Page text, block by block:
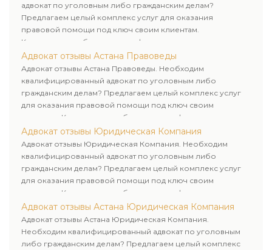
адвокат по уголовным либо гражданским делам?
Предлагаем целый комплекс услуг для оказания
правовой помощи под ключ своим клиентам.
Комплексное обслуживание физических и юридических
лиц. Индивидуальный подход к каждому клиенту.
Адвокат отзывы Астана Правоведы
Адвокат отзывы Астана Правоведы. Необходим
квалифицированный адвокат по уголовным либо
гражданским делам? Предлагаем целый комплекс услуг
для оказания правовой помощи под ключ своим
клиентам. Комплексное обслуживание физических и
юридических лиц. Индивидуальный подход к каждому
клиенту.
Адвокат отзывы Юридическая Компания
Адвокат отзывы Юридическая Компания. Необходим
квалифицированный адвокат по уголовным либо
гражданским делам? Предлагаем целый комплекс услуг
для оказания правовой помощи под ключ своим
клиентам. Комплексное обслуживание физических и
юридических лиц. Индивидуальный подход к каждому
клиенту.
Адвокат отзывы Астана Юридическая Компания
Адвокат отзывы Астана Юридическая Компания.
Необходим квалифицированный адвокат по уголовным
либо гражданским делам? Предлагаем целый комплекс